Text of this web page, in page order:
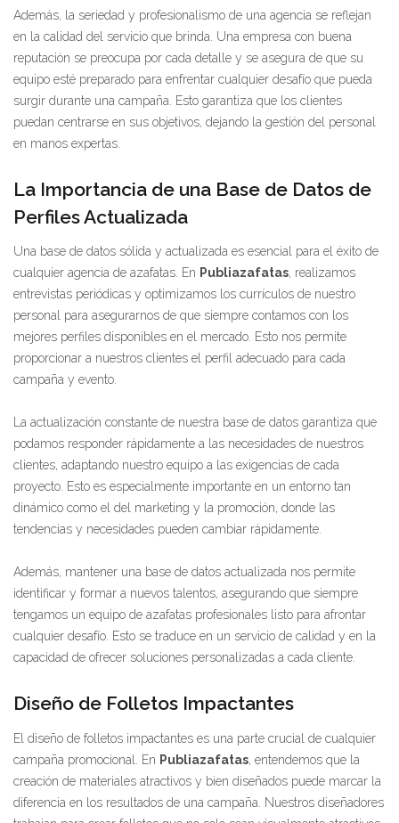
Además, la seriedad y profesionalismo de una agencia se reflejan
en la calidad del servicio que brinda. Una empresa con buena
reputación se preocupa por cada detalle y se asegura de que su
equipo esté preparado para enfrentar cualquier desafío que pueda
surgir durante una campaña. Esto garantiza que los clientes
puedan centrarse en sus objetivos, dejando la gestión del personal
en manos expertas.
La Importancia de una Base de Datos de
Perfiles Actualizada
Una base de datos sólida y actualizada es esencial para el éxito de
cualquier agencia de azafatas. En Publiazafatas, realizamos
entrevistas periódicas y optimizamos los currículos de nuestro
personal para asegurarnos de que siempre contamos con los
mejores perfiles disponibles en el mercado. Esto nos permite
proporcionar a nuestros clientes el perfil adecuado para cada
campaña y evento.
La actualización constante de nuestra base de datos garantiza que
podamos responder rápidamente a las necesidades de nuestros
clientes, adaptando nuestro equipo a las exigencias de cada
proyecto. Esto es especialmente importante en un entorno tan
dinámico como el del marketing y la promoción, donde las
tendencias y necesidades pueden cambiar rápidamente.
Además, mantener una base de datos actualizada nos permite
identificar y formar a nuevos talentos, asegurando que siempre
tengamos un equipo de azafatas profesionales listo para afrontar
cualquier desafío. Esto se traduce en un servicio de calidad y en la
capacidad de ofrecer soluciones personalizadas a cada cliente.
Diseño de Folletos Impactantes
El diseño de folletos impactantes es una parte crucial de cualquier
campaña promocional. En Publiazafatas , entendemos que la
creación de materiales atractivos y bien diseñados puede marcar la
diferencia en los resultados de una campaña. Nuestros diseñadores